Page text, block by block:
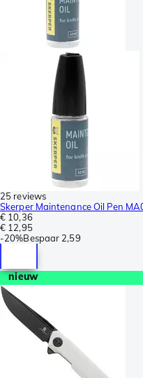
25 reviews
Skerper Maintenance Oil Pen
€ 10,36
€ 12,95
-20%Bespaar 2,59
nieuw